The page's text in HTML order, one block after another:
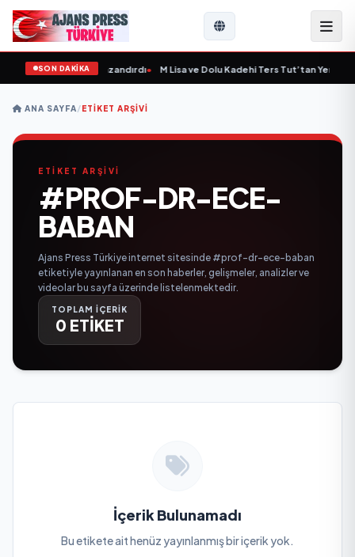
SON DAKİKA
Yeni Bir Marka Kazandırdı• M Lisa ve Dolu Kadehi Ters Tut’tan Yeni İş
ANA SAYFA/ETIKET ARŞIVI
ETİKET ARŞİVİ
#PROF-DR-ECE-
BABAN
Ajans Press Türkiye internet sitesinde #prof-dr-ece-baban
etiketiyle yayınlanan en son haberler, gelişmeler, analizler ve
videolar bu sayfa üzerinde listelenmektedir.
TOPLAM İÇERİK
0 ETİKET
İçerik Bulunamadı
Bu etikete ait henüz yayınlanmış bir içerik yok.